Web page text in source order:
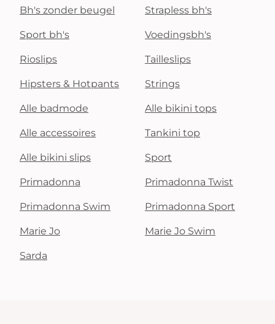
Bh's zonder beugel Strapless bh's
Sport bh's Voedingsbh's
Rioslips Tailleslips
Hipsters & Hotpants Strings
Alle badmode Alle bikini tops
Alle accessoires Tankini top
Alle bikini slips Sport
Primadonna Primadonna Twist
Primadonna Swim Primadonna Sport
Marie Jo Marie Jo Swim
Sarda